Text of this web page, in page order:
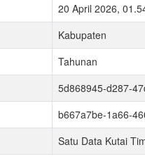
20 April 2026,
Kabupaten
Tahunan
5d868945-d287-
b667a7be-1a66-
Satu Data Kutai